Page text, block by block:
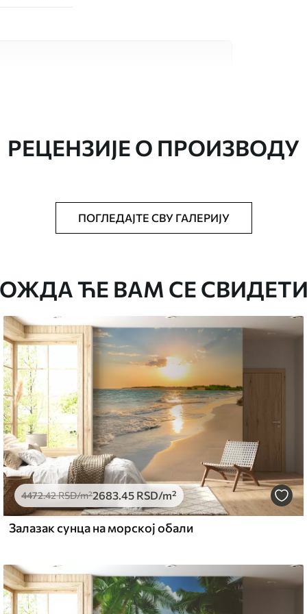
величини, исечена на идентичне
меким сунђером. Позадине са
се очистити водом.
.003315.00RSD/m²
and Stick
.674900.00RSD/m²
РЕЦЕНЗИЈЕ О ПРОИЗВОДУ
ПОГЛЕДАЈТЕ СВУ ГАЛЕРИЈУ
ЋЕ ВАМ СЕ
4472.42RSD/m²2683 .45 RSD/m²
Залазак сунца на морској обали